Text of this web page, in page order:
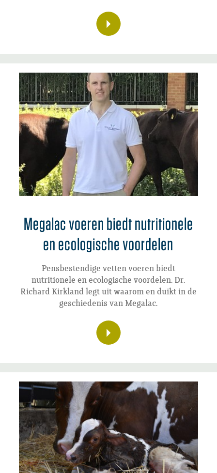
Megalac voeren biedt nutritionele
en ecologische voordelen
Pensbestendige vetten voeren biedt
nutritionele en ecologische voordelen. Dr.
Richard Kirkland legt uit waarom en duikt in de
geschiedenis van Megalac.